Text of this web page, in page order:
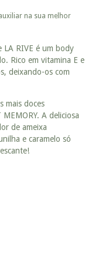
na sua melhor
LA RIVE é um body
Rico em vitamina E e
deixando-os com
mais doces
MEMORY. A deliciosa
de ameixa
e caramelo só